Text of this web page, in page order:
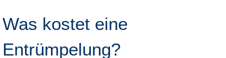
Was kostet eine
Entrümpelung?